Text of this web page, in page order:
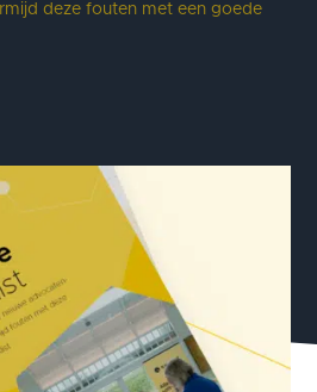
deze fouten met een goede